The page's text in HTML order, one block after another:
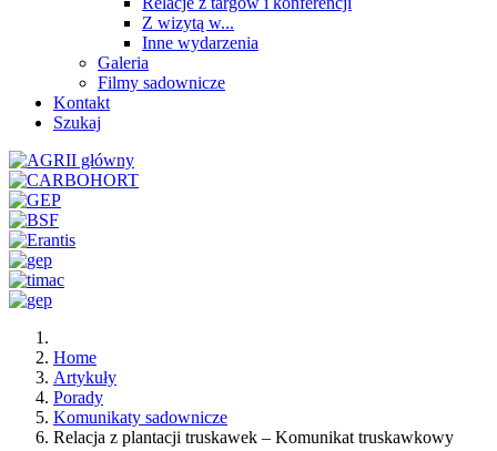
Z wizytą w...
Inne wydarzenia
Galeria
Filmy sadownicze
Kontakt
Szukaj
Home
Artykuły
Porady
Komunikaty sadownicze
Relacja z plantacji truskawek – Komunikat truskawkowy